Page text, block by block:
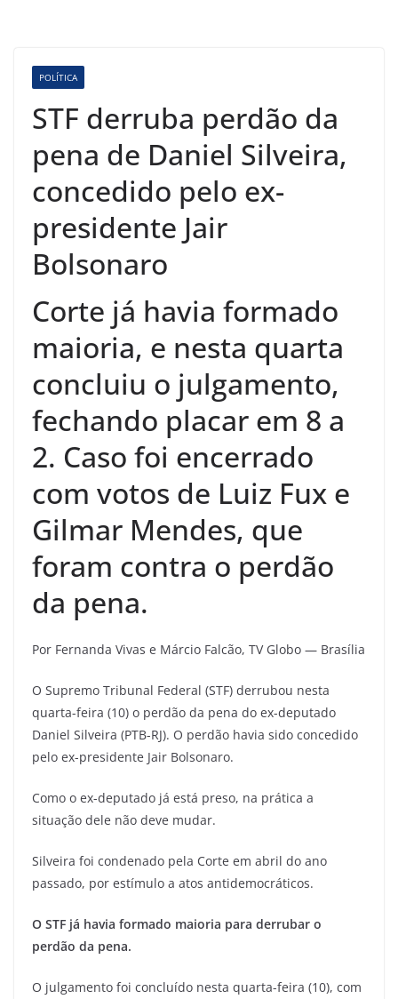
POLÍTICA
STF derruba perdão da
pena de Daniel Silveira,
concedido pelo ex-
presidente Jair
Bolsonaro
Corte já havia formado
maioria, e nesta quarta
concluiu o julgamento,
fechando placar em 8 a
2. Caso foi encerrado
com votos de Luiz Fux e
Gilmar Mendes, que
foram contra o perdão
da pena.
Por Fernanda Vivas e Márcio Falcão, TV Globo — Brasília
O Supremo Tribunal Federal (STF) derrubou nesta
quarta-feira (10) o perdão da pena do ex-deputado
Daniel Silveira (PTB-RJ). O perdão havia sido concedido
pelo ex-presidente Jair Bolsonaro.
Como o ex-deputado já está preso, na prática a
situação dele não deve mudar.
Silveira foi condenado pela Corte em abril do ano
passado, por estímulo a atos antidemocráticos.
O STF já havia formado maioria para derrubar o
perdão da pena.
O julgamento foi concluído nesta quarta-feira (10), com